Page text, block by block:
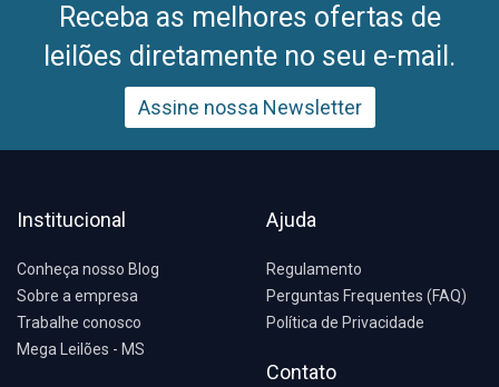
Receba as melhores ofertas de
leilões diretamente no seu e-mail.
Assine nossa Newsletter
Institucional
Conheça nosso Blog
Sobre a empresa
Trabalhe conosco
Mega Leilões - MS
Ajuda
Regulamento
Perguntas Frequentes (FAQ)
Política de Privacidade
Contato